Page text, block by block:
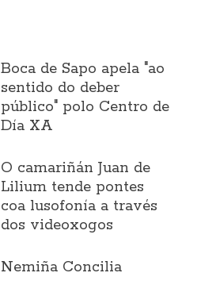
Boca de Sapo apela "ao
sentido do deber
público" polo Centro de
Día XA
O camariñán Juan de
Lilium tende pontes
coa lusofonía a través
dos videoxogos
Nemiña Concilia